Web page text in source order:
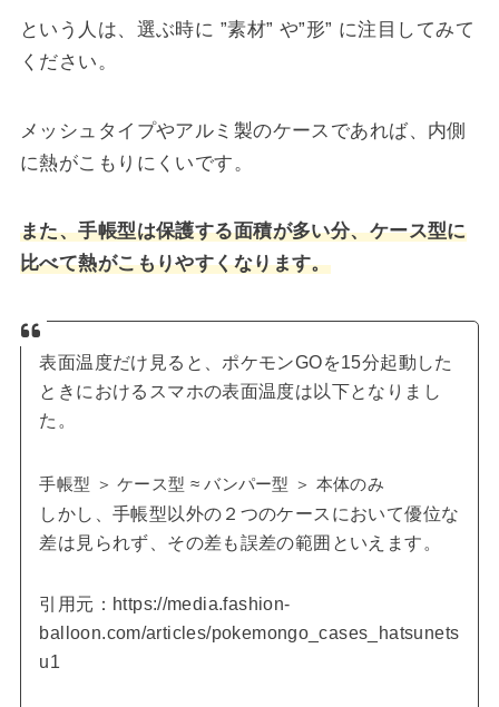
という人は、選ぶ時に ”素材” や”形” に注目してみて
ください。
メッシュタイプやアルミ製のケースであれば、内側
に熱がこもりにくいです。
また、手帳型は保護する面積が多い分、ケース型に
比べて熱がこもりやすくなります。
表面温度だけ見ると、ポケモンGOを15分起動した
ときにおけるスマホの表面温度は以下となりまし
た。
手帳型 ＞ ケース型 ≈ バンパー型 ＞ 本体のみ
しかし、手帳型以外の２つのケースにおいて優位な
差は見られず、その差も誤差の範囲といえます。
引用元：https://media.fashion-
balloon.com/articles/pokemongo_cases_hatsunets
u1